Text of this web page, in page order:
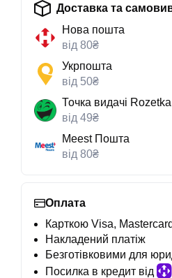
Доставка та
Нова пошта
від 80₴
Укрпошта
від 50₴
Точка видачі Rozetka
від 49₴
Meest Пошта
від 80₴
Оплата
Карткою Visa,
Накладений платіж
Безготівковими для
Посилка в кредит від